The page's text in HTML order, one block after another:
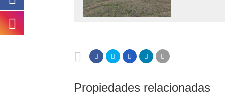
Propiedades relacionadas